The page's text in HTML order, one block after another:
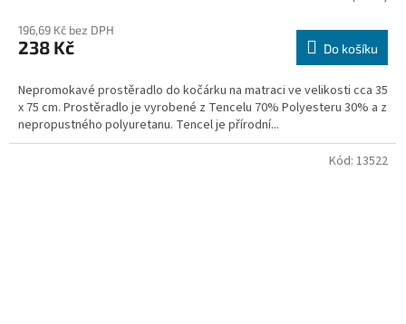
196,69 Kč bez DPH
238 Kč Do košíku
Nepromokavé prostěradlo do kočárku na matraci ve velikosti cca 35
x 75 cm. Prostěradlo je vyrobené z Tencelu 70% Polyesteru 30% a z
nepropustného polyuretanu. Tencel je přírodní...
Kód: 13522